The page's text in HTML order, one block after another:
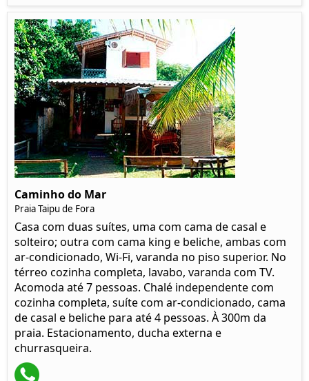
Caminho do Mar
Praia Taipu de Fora
Casa com duas suítes, uma com cama de casal e
solteiro; outra com cama king e beliche, ambas com
ar-condicionado, Wi-Fi, varanda no piso superior. No
térreo cozinha completa, lavabo, varanda com TV.
Acomoda até 7 pessoas. Chalé independente com
cozinha completa, suíte com ar-condicionado, cama
de casal e beliche para até 4 pessoas. À 300m da
praia. Estacionamento, ducha externa e
churrasqueira.